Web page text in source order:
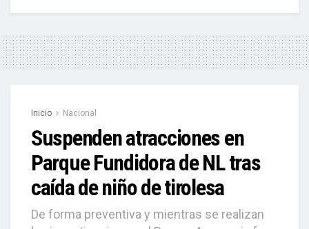
Inicio Nacional
Suspenden atracciones en
Parque Fundidora de NL tras
caída de niño de tirolesa
De forma preventiva y mientras se realizan